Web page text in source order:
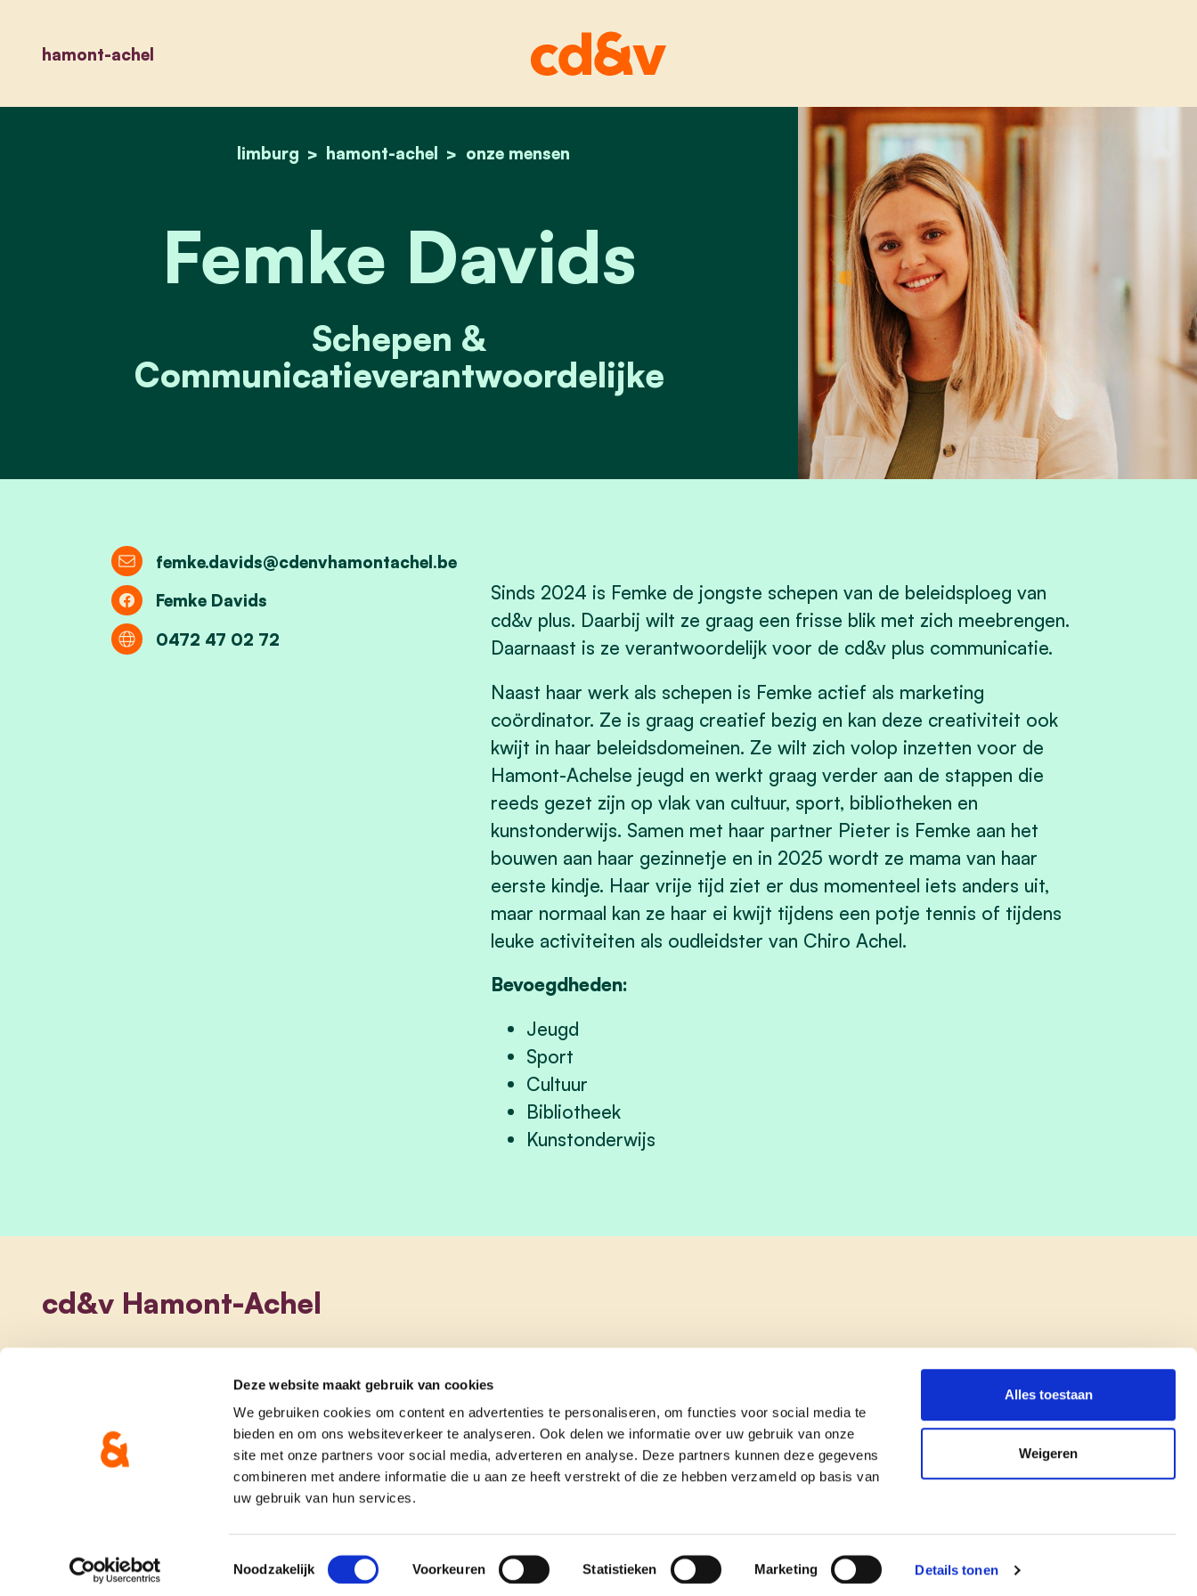
Deze website maakt gebruik van cookies
We gebruiken cookies om content en advertenties te personaliseren, om functies voor social media te
bieden en om ons websiteverkeer te analyseren. Ook delen we informatie over uw gebruik van onze
site met onze partners voor social media, adverteren en analyse. Deze partners kunnen deze gegevens
combineren met andere informatie die u aan ze heeft verstrekt of die ze hebben verzameld op basis van
uw gebruik van hun services.
Toestemmingsselectie
Noodzakelijk Voorkeuren Statistieken Marketing Details tonen
Alles toestaan
Weigeren
hamont-achel
home
limburg hamont-achel onze mensen
femke davids
Femke Davids
Schepen &
Communicatieverantwoordelijke
Sinds 2024 is Femke de jongste schepen van de beleidsploeg van
cd&v plus. Daarbij wilt ze graag een frisse blik met zich meebrengen.
Daarnaast is ze verantwoordelijk voor de cd&v plus communicatie.
Naast haar werk als schepen is Femke actief als marketing
coördinator. Ze is graag creatief bezig en kan deze creativiteit ook
kwijt in haar beleidsdomeinen. Ze wilt zich volop inzetten voor de
Hamont-Achelse jeugd en werkt graag verder aan de stappen die
reeds gezet zijn op vlak van cultuur, sport, bibliotheken en
kunstonderwijs. Samen met haar partner Pieter is Femke aan het
bouwen aan haar gezinnetje en in 2025 wordt ze mama van haar
eerste kindje. Haar vrije tijd ziet er dus momenteel iets anders uit,
maar normaal kan ze haar ei kwijt tijdens een potje tennis of tijdens
leuke activiteiten als oudleidster van Chiro Achel.
Bevoegdheden:
Jeugd
Sport
Cultuur
Bibliotheek
Kunstonderwijs
femke.davids@cdenvhamontachel.be
Femke Davids
0472 47 02 72
cd&v Hamont-Achel
onze partij doe mee contact